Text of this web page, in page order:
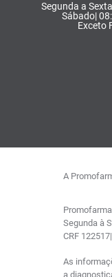
Segunda a
Sábado|
Exceto
A
Segunda à
CRF
As
a